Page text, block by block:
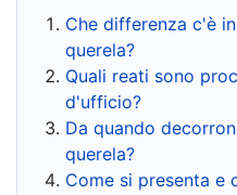
Che differenza c'è
querela?
Quali reati sono
d'ufficio?
Da quando
querela?
Come si presenta e